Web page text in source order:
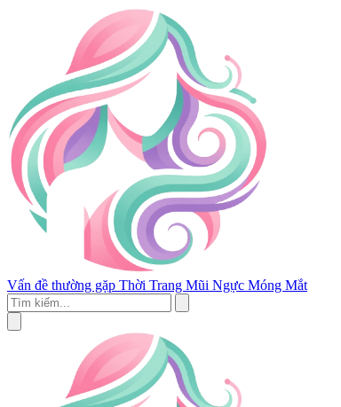
Vấn đề thường gặp Thời Trang Mũi Ngực Móng Mắt